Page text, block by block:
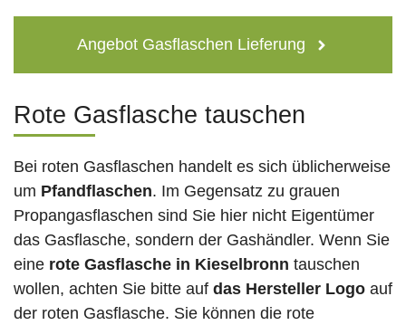
Angebot Gasflaschen Lieferung
Rote Gasflasche tauschen
Bei roten Gasflaschen handelt es sich üblicherweise
um Pfandflaschen. Im Gegensatz zu grauen
Propangasflaschen sind Sie hier nicht Eigentümer
das Gasflasche, sondern der Gashändler. Wenn Sie
eine rote Gasflasche in Kieselbronn tauschen
wollen, achten Sie bitte auf das Hersteller Logo auf
der roten Gasflasche. Sie können die rote